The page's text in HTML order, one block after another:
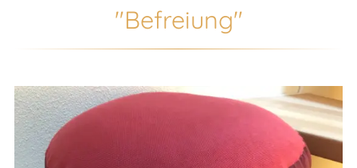
"Befreiung"